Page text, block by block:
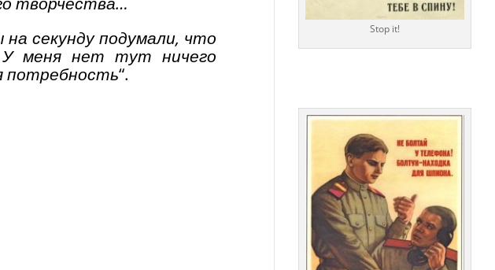
секунду подумали, что
У меня нет тут ничего
потребность“.
Stop it!